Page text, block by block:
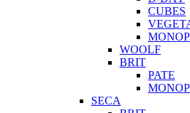
CUBES
WOOLF
BRIT
PATE
SECA